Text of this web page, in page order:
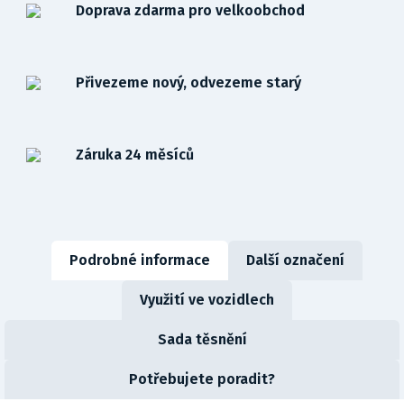
Doprava zdarma pro velkoobchod
Přivezeme nový, odvezeme starý
Záruka 24 měsíců
Podrobné informace Další označení
Využití ve vozidlech
Sada těsnění
Potřebujete poradit?